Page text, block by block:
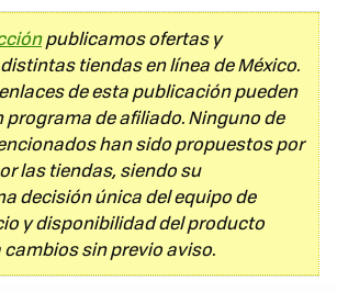
publicamos ofertas y
tiendas en línea de México.
de esta publicación pueden
programa de afiliado. Ninguno de
han sido propuestos por
las tiendas, siendo su
decisión única del equipo de
y disponibilidad del producto
sin previo aviso.